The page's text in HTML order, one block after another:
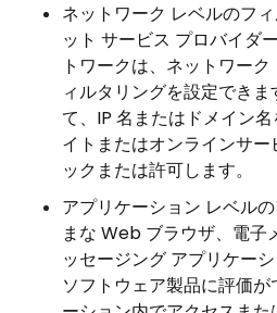
ネットワーク レベルのフ
ット サービス プロバイダ
トワークは、ネットワー
ィルタリングを設定でき
て、IP 名またはドメイン
イトまたはオンラインサ
ックまたは許可します。
アプリケーション レベル
まな Web ブラウザ、電子
ッセージング アプリケー
ソフトウェア製品に評価